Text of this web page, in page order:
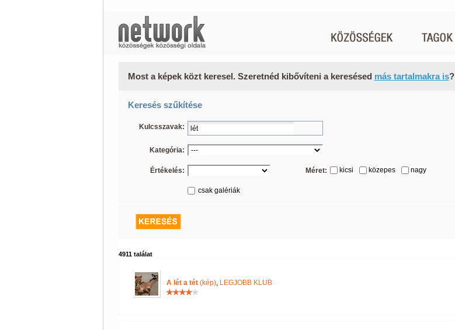
Most a képek közt keresel. Szeretnéd kibővíteni a keresésed más tartalmakra is?
Keresés szűkítése
Kulcsszavak:
Kategória:
Értékelés: Méret: kicsi közepes nagy
csak galériák
4911 találat
A lét a tét(kép), LEGJOBB KLUB